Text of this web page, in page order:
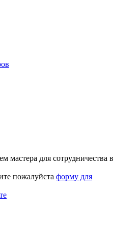
мастера для сотрудничества в
пожалуйста форму для